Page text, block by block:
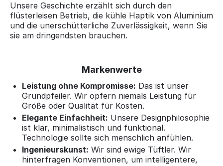
Unsere Geschichte erzählt sich durch den
flüsterleisen Betrieb, die kühle Haptik von Aluminium
und die unerschütterliche Zuverlässigkeit, wenn Sie
sie am dringendsten brauchen.
Markenwerte
Leistung ohne Kompromisse: Das ist unser
Grundpfeiler. Wir opfern niemals Leistung für
Größe oder Qualität für Kosten.
Elegante Einfachheit: Unsere Designphilosophie
ist klar, minimalistisch und funktional.
Technologie sollte sich menschlich anfühlen.
Ingenieurskunst: Wir sind ewige Tüftler. Wir
hinterfragen Konventionen, um intelligentere,